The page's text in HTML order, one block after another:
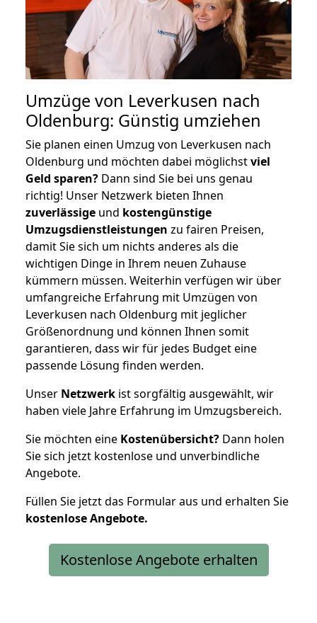
Umzüge von Leverkusen nach
Oldenburg: Günstig umziehen
Sie planen einen Umzug von Leverkusen nach
Oldenburg und möchten dabei möglichstviel
Geld sparen? Dann sind Sie bei uns genau
richtig! Unser Netzwerk bieten Ihnen
zuverlässige und kostengünstige
Umzugsdienstleistungen zu fairen Preisen,
damit Sie sich um nichts anderes als die
wichtigen Dinge in Ihrem neuen Zuhause
kümmern müssen. Weiterhin verfügen wir über
umfangreiche Erfahrung mit Umzügen von
Leverkusen nach Oldenburg mit jeglicher
Größenordnung und können Ihnen somit
garantieren, dass wir für jedes Budget eine
passende Lösung finden werden.
Unser Netzwerk ist sorgfältig ausgewählt, wir
haben viele Jahre Erfahrung im Umzugsbereich.
Sie möchten eine Kostenübersicht? Dann holen
Sie sich jetzt kostenlose und unverbindliche
Angebote.
Füllen Sie jetzt das Formular aus und erhalten Sie
kostenloseAngebote.
Kostenlose Angebote erhalten